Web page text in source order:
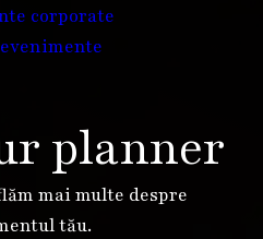
corporate
planner
mai multe despre
tău.